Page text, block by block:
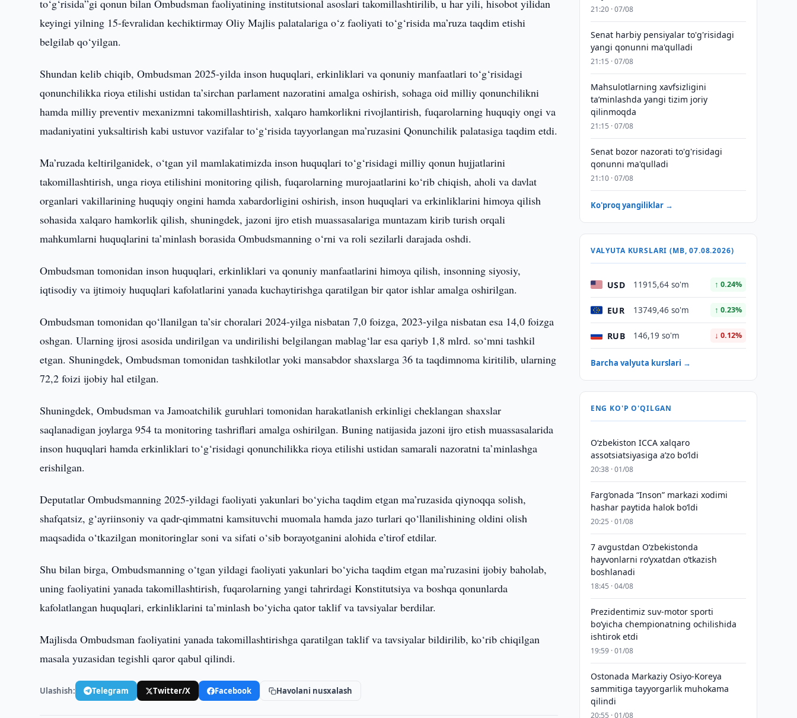
to‘g‘risida”gi qonun bilan Ombudsman faoliyatining institutsional asoslari takomillashtirilib, u har yili, hisobot yilidan
keyingi yilning 15-fevralidan kechiktirmay Oliy Majlis palatalariga o‘z faoliyati to‘g‘risida ma’ruza taqdim etishi
belgilab qo‘yilgan.
Shundan kelib chiqib, Ombudsman 2025-yilda inson huquqlari, erkinliklari va qonuniy manfaatlari to‘g‘risidagi
qonunchilikka rioya etilishi ustidan ta’sirchan parlament nazoratini amalga oshirish, sohaga oid milliy qonunchilikni
hamda milliy preventiv mexanizmni takomillashtirish, xalqaro hamkorlikni rivojlantirish, fuqarolarning huquqiy ongi va
madaniyatini yuksaltirish kabi ustuvor vazifalar to‘g‘risida tayyorlangan ma’ruzasini Qonunchilik palatasiga taqdim etdi.
Ma’ruzada keltirilganidek, o‘tgan yil mamlakatimizda inson huquqlari to‘g‘risidagi milliy qonun hujjatlarini
takomillashtirish, unga rioya etilishini monitoring qilish, fuqarolarning murojaatlarini ko‘rib chiqish, aholi va davlat
organlari vakillarining huquqiy ongini hamda xabardorligini oshirish, inson huquqlari va erkinliklarini himoya qilish
sohasida xalqaro hamkorlik qilish, shuningdek, jazoni ijro etish muassasalariga muntazam kirib turish orqali
mahkumlarni huquqlarini ta’minlash borasida Ombudsmanning o‘rni va roli sezilarli darajada oshdi.
Ombudsman tomonidan inson huquqlari, erkinliklari va qonuniy manfaatlarini himoya qilish, insonning siyosiy,
iqtisodiy va ijtimoiy huquqlari kafolatlarini yanada kuchaytirishga qaratilgan bir qator ishlar amalga oshirilgan.
Ombudsman tomonidan qo‘llanilgan ta’sir choralari 2024-yilga nisbatan 7,0 foizga, 2023-yilga nisbatan esa 14,0 foizga
oshgan. Ularning ijrosi asosida undirilgan va undirilishi belgilangan mablag‘lar esa qariyb 1,8 mlrd. so‘mni tashkil
etgan. Shuningdek, Ombudsman tomonidan tashkilotlar yoki mansabdor shaxslarga 36 ta taqdimnoma kiritilib, ularning
72,2 foizi ijobiy hal etilgan.
Shuningdek, Ombudsman va Jamoatchilik guruhlari tomonidan harakatlanish erkinligi cheklangan shaxslar
saqlanadigan joylarga 954 ta monitoring tashriflari amalga oshirilgan. Buning natijasida jazoni ijro etish muassasalarida
inson huquqlari hamda erkinliklari to‘g‘risidagi qonunchilikka rioya etilishi ustidan samarali nazoratni ta’minlashga
erishilgan.
Deputatlar Ombudsmanning 2025-yildagi faoliyati yakunlari bo‘yicha taqdim etgan ma’ruzasida qiynoqqa solish,
shafqatsiz, g‘ayriinsoniy va qadr-qimmatni kamsituvchi muomala hamda jazo turlari qo‘llanilishining oldini olish
maqsadida o‘tkazilgan monitoringlar soni va sifati o‘sib borayotganini alohida e’tirof etdilar.
Shu bilan birga, Ombudsmanning o‘tgan yildagi faoliyati yakunlari bo‘yicha taqdim etgan ma’ruzasini ijobiy baholab,
uning faoliyatini yanada takomillashtirish, fuqarolarning yangi tahrirdagi Konstitutsiya va boshqa qonunlarda
kafolatlangan huquqlari, erkinliklarini ta’minlash bo‘yicha qator taklif va tavsiyalar berdilar.
Majlisda Ombudsman faoliyatini yanada takomillashtirishga qaratilgan taklif va tavsiyalar bildirilib, ko‘rib chiqilgan
masala yuzasidan tegishli qaror qabul qilindi.
Ulashish: Telegram Twitter/X Facebook Havolani nusxalash
21:20 · 07/08
Senat harbiy pensiyalar to'g'risidagi
yangi qonunni ma'qulladi
21:15 · 07/08
Mahsulotlarning xavfsizligini
taʼminlashda yangi tizim joriy
qilinmoqda
21:15 · 07/08
Senat bozor nazorati to'g'risidagi
qonunni ma'qulladi
21:10 · 07/08
Ko'proq yangiliklar →
VALYUTA KURSLARI (MB, 07.08.2026)
USD 11915,64 so'm ↑ 0.24%
EUR 13749,46 so'm ↑ 0.23%
RUB 146,19 so'm ↓ 0.12%
Barcha valyuta kurslari →
ENG KO'P O'QILGAN
O‘zbekiston ICCA xalqaro
assotsiatsiyasiga aʼzo bo‘ldi
20:38 · 01/08
Farg‘onada “Inson” markazi xodimi
hashar paytida halok bo‘ldi
20:25 · 01/08
7 avgustdan O‘zbekistonda
hayvonlarni ro‘yxatdan o‘tkazish
boshlanadi
18:45 · 04/08
Prezidentimiz suv-motor sporti
bo‘yicha chempionatning ochilishida
ishtirok etdi
19:59 · 01/08
Ostonada Markaziy Osiyo-Koreya
sammitiga tayyorgarlik muhokama
qilindi
20:55 · 01/08